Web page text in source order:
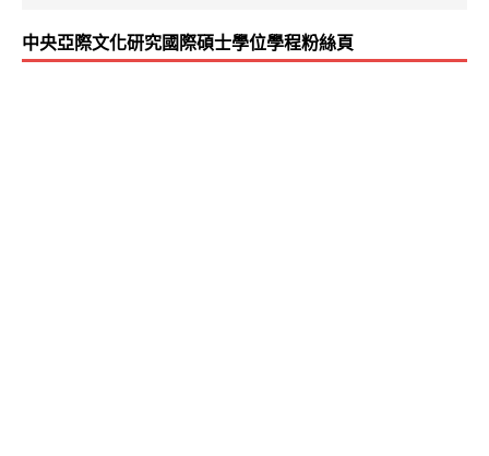
中央亞際文化研究國際碩士學位學程粉絲頁